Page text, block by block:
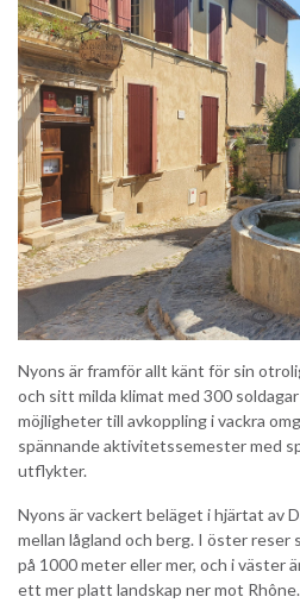
Nyons är framför allt känt för sin
och sitt milda klimat med 300
möjligheter till avkoppling i vackra
spännande aktivitetssemester med
utflykter.
Nyons är vackert beläget i hjärtat av
mellan lågland och berg. I öster
på 1000 meter eller mer, och i väster
ett mer platt landskap ner mot Rhône.